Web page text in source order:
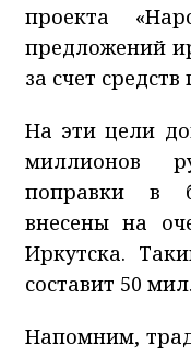
проекта
предложений
за счет
На эти цели
миллионов
поправки в
внесены на
Иркутска.
составит 50
Напомним,